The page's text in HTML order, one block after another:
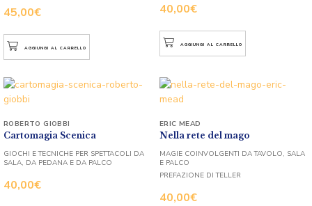
45,00€
AGGIUNGI AL CARRELLO
40,00€
AGGIUNGI AL CARRELLO
Cartomagia Scenica
40,00€
ROBERTO GIOBBI
GIOCHI E TECNICHE PER SPETTACOLI DA
SALA, DA PEDANA E DA PALCO
Nella rete del mago
40,00€
ERIC MEAD
MAGIE COINVOLGENTI DA TAVOLO, SALA
E PALCO
PREFAZIONE DI TELLER